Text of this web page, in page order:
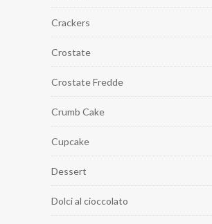
Crackers
Crostate
Crostate Fredde
Crumb Cake
Cupcake
Dessert
Dolci al cioccolato